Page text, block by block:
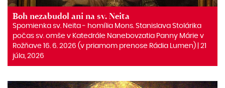
Boh nezabudol ani na sv. Neita
Spomienka sv. Neita ‒ homília Mons. Stanislava Stolárika
počas sv. omše v Katedrále Nanebovzatia Panny Márie v
Rožňave 16. 6. 2026 (v priamom prenose Rádia Lumen) | 21
júla, 2026